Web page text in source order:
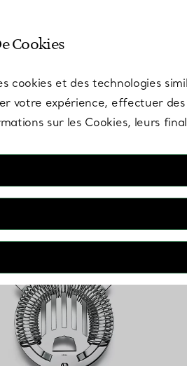
pour femme Alliances pour
12 PRODUITS
Cookies
cookies et des technologies
votre expérience, effectuer
sur les Cookies, leurs